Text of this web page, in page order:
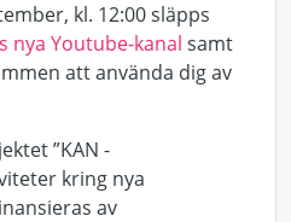
kl. 12:00 släpps
nya Youtube-kanal samt
att använda dig av
”KAN -
kring nya
av